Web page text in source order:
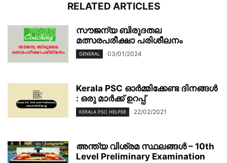
RELATED ARTICLES
സൗജന്യ ബിരുദതല
മത്സരപരീക്ഷാ പരിശീലനം
GENERAL 03/01/2024
Kerala PSC ഓർമ്മിക്കേണ്ട ദിനങ്ങൾ
: ഒരു മാർക്ക് ഉറപ്പ്
KERALA PSC HELPER 22/02/2021
അന്ത്യ വിശ്രമ സ്ഥലങ്ങള്‍ – 10th
Level Preliminary Examination